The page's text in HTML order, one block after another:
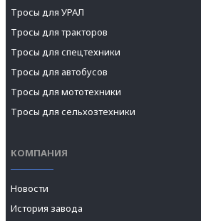
Тросы для УРАЛ
Тросы для тракторов
Тросы для спецтехники
Тросы для автобусов
Тросы для мототехники
Тросы для сельхозтехники
КОМПАНИЯ
Новости
История завода